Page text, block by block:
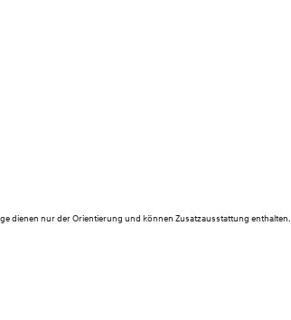
dienen nur der Orientierung und können Zusatzausstattung enthalten.